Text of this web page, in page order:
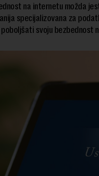
na internetu možda
specijalizovana za
poboljšati svoju bezbednost